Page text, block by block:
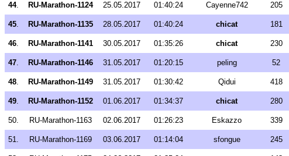
44. RU-Marathon-1124 25.05.2017 01:40:24 Cayenne742 205
45. RU-Marathon-1135 28.05.2017 01:40:24 chicat 181
46. RU-Marathon-1141 30.05.2017 01:35:26 chicat 230
47. RU-Marathon-1146 31.05.2017 01:20:15 peling 52
48. RU-Marathon-1149 31.05.2017 01:30:42 Qidui 418
49. RU-Marathon-1152 01.06.2017 01:34:37 chicat 280
50. RU-Marathon-1163 02.06.2017 01:26:23 Eskazzo 339
51. RU-Marathon-1169 03.06.2017 01:14:04 sfongue 245